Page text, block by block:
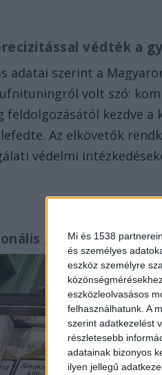
Mi és 1538
és személyes
eszköz személyre
eszközleolvasásos
felhasználhatunk. A
szerint adatkezelést
részletesebb
adatainak bizonyos
ilyen jellegű
védték a
adatai szerint a
volt szó:
feldolgozásától kezdve
Az elkövetők
védelmi
gyártósor